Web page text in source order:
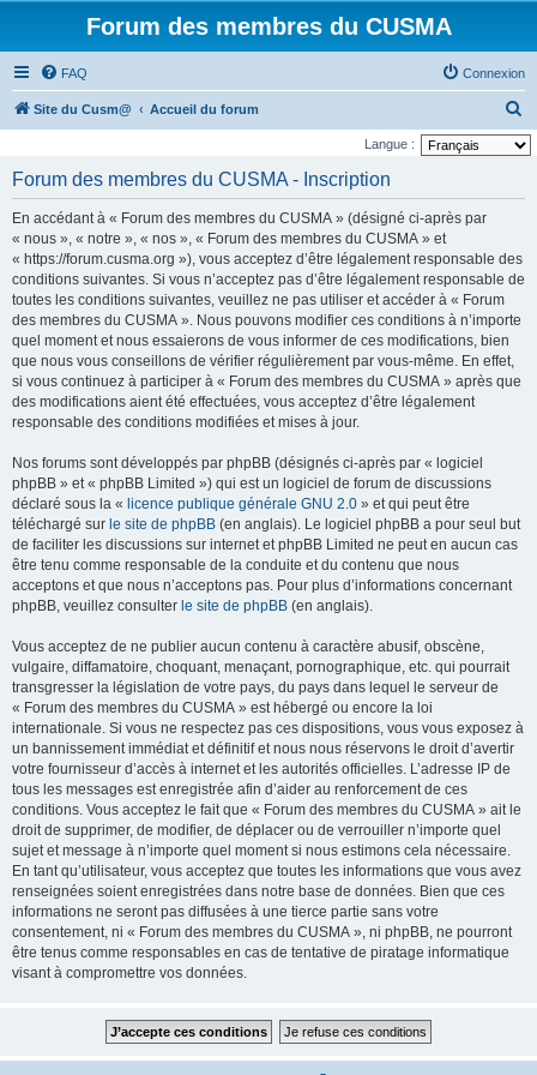
Forum des membres du CUSMA
FAQ Connexion
Site du Cusm@ Accueil du forum
e
Langue :
Forum des membres du CUSMA - Inscription
En accédant à « Forum des membres du CUSMA » (désigné ci-après par
« nous », « notre », « nos », « Forum des membres du CUSMA » et
« https://forum.cusma.org »), vous acceptez d’être légalement responsable des
conditions suivantes. Si vous n’acceptez pas d’être légalement responsable de
toutes les conditions suivantes, veuillez ne pas utiliser et accéder à « Forum
des membres du CUSMA ». Nous pouvons modifier ces conditions à n’importe
quel moment et nous essaierons de vous informer de ces modifications, bien
que nous vous conseillons de vérifier régulièrement par vous-même. En effet,
si vous continuez à participer à « Forum des membres du CUSMA » après que
des modifications aient été effectuées, vous acceptez d’être légalement
responsable des conditions modifiées et mises à jour.
Nos forums sont développés par phpBB (désignés ci-après par « logiciel
phpBB » et « phpBB Limited ») qui est un logiciel de forum de discussions
déclaré sous la « licence publique générale GNU 2.0 » et qui peut être
téléchargé sur le site de phpBB (en anglais). Le logiciel phpBB a pour seul but
de faciliter les discussions sur internet et phpBB Limited ne peut en aucun cas
être tenu comme responsable de la conduite et du contenu que nous
acceptons et que nous n’acceptons pas. Pour plus d’informations concernant
phpBB, veuillez consulter le site de phpBB (en anglais).
Vous acceptez de ne publier aucun contenu à caractère abusif, obscène,
vulgaire, diffamatoire, choquant, menaçant, pornographique, etc. qui pourrait
transgresser la législation de votre pays, du pays dans lequel le serveur de
« Forum des membres du CUSMA » est hébergé ou encore la loi
internationale. Si vous ne respectez pas ces dispositions, vous vous exposez à
un bannissement immédiat et définitif et nous nous réservons le droit d’avertir
votre fournisseur d’accès à internet et les autorités officielles. L’adresse IP de
tous les messages est enregistrée afin d’aider au renforcement de ces
conditions. Vous acceptez le fait que « Forum des membres du CUSMA » ait le
droit de supprimer, de modifier, de déplacer ou de verrouiller n’importe quel
sujet et message à n’importe quel moment si nous estimons cela nécessaire.
En tant qu’utilisateur, vous acceptez que toutes les informations que vous avez
renseignées soient enregistrées dans notre base de données. Bien que ces
informations ne seront pas diffusées à une tierce partie sans votre
consentement, ni « Forum des membres du CUSMA », ni phpBB, ne pourront
être tenus comme responsables en cas de tentative de piratage informatique
visant à compromettre vos données.